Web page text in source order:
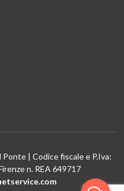
| Codice fiscale e P.Iva:
n. REA 649717